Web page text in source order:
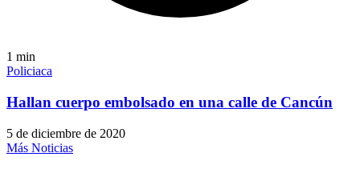
1 min
Policiaca
Hallan cuerpo embolsado en una calle de Cancún
5 de diciembre de 2020
Más Noticias